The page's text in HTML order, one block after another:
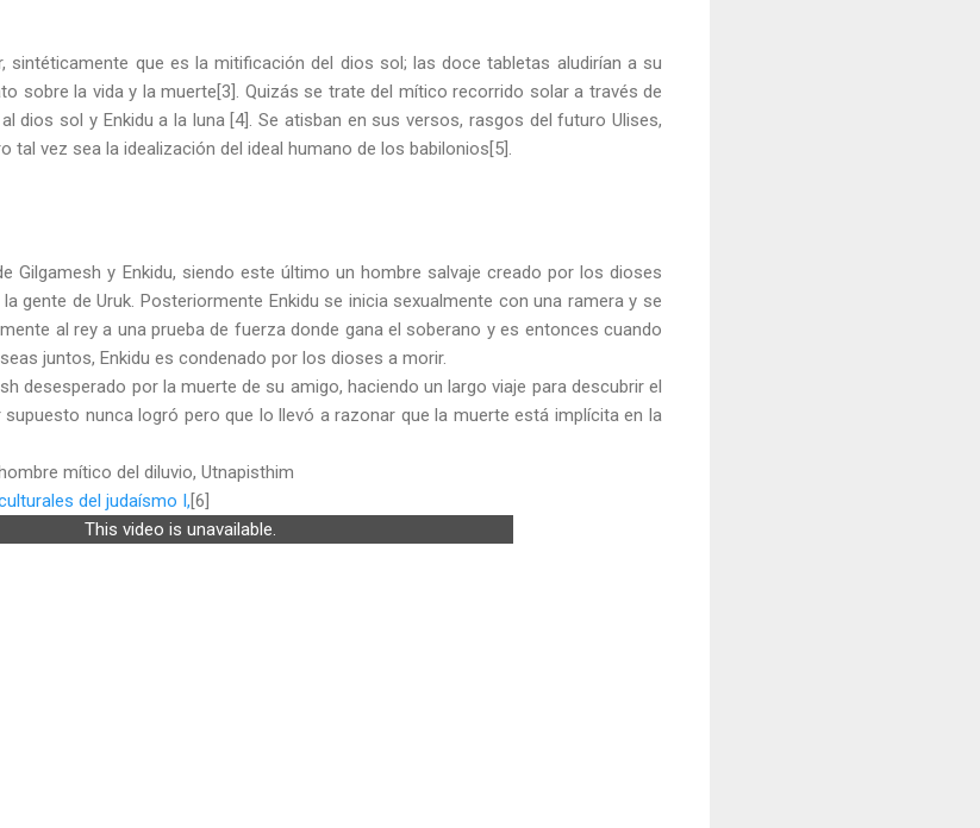
sintéticamente que es la mitificación del dios sol; las doce tabletas aludirían a su
sobre la vida y la muerte[3]. Quizás se trate del mítico recorrido solar a través de
dios sol y Enkidu a la luna [4]. Se atisban en sus versos, rasgos del futuro Ulises,
tal vez sea la idealización del ideal humano de los babilonios[5].
Gilgamesh y Enkidu, siendo este último un hombre salvaje creado por los dioses
gente de Uruk. Posteriormente Enkidu se inicia sexualmente con una ramera y se
al rey a una prueba de fuerza donde gana el soberano y es entonces cuando
juntos, Enkidu es condenado por los dioses a morir.
desesperado por la muerte de su amigo, haciendo un largo viaje para descubrir el
nunca logró pero que lo llevó a razonar que la muerte está implícita en la
mítico del diluvio, Utnapisthim
del judaísmo I,[6]
This video is unavailable.